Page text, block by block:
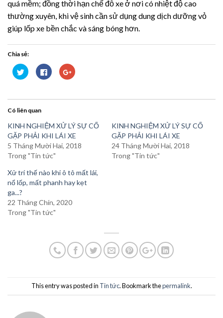
quá mềm; đồng thời hạn chế đỗ xe ở nơi có nhiệt độ cao
thường xuyên, khi vệ sinh cần sử dụng dung dịch dưỡng vỏ
giúp lốp xe bền chắc và sáng bóng hơn.
Chia sẻ:
Bấm
để
Twitter
in
window)
Nhấn
vào
Facebook
window)
Bấm
để
Google+
window)
Có liên quan
KINH NGHIỆM XỬ LÝ SỰ CỐ
GẶP PHẢI KHI LÁI XE
5 Tháng Mười Hai, 2018
Trong "Tin tức"
KINH NGHIỆM XỬ LÝ SỰ CỐ
GẶP PHẢI KHI LÁI XE
24 Tháng Mười Hai, 2018
Trong "Tin tức"
Xử trí thế nào khi ô tô mất lái,
nổ lốp, mất phanh hay kẹt
ga...?
22 Tháng Chín, 2020
Trong "Tin tức"
This entry was posted in Tin tức. Bookmark thepermalink.